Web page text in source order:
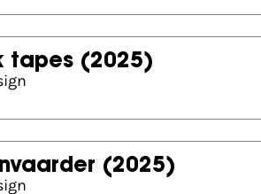
tapes (2025)
(2025)